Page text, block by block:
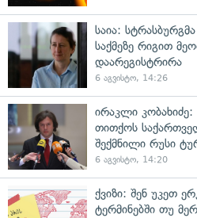
საია:
საქმეზე რიგით
დაარეგისტრირა
6 აგვისტო, 14:26
ირაკლი კობახიძე:
თითქოს
შექმნილი რუსი
6 აგვისტო, 14:20
ქვიზი: შენ უკეთ
ტერმინებში თუ